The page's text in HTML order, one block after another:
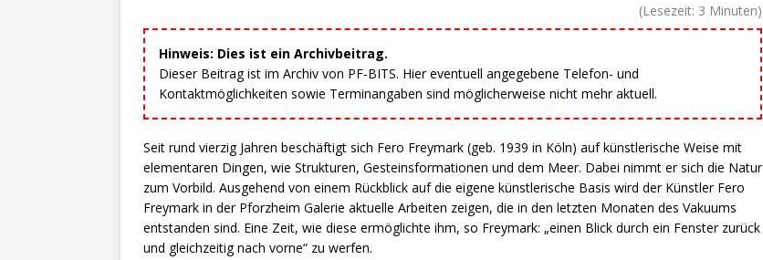
(Lesezeit: 3 Minuten)
Hinweis: Dies ist ein Archivbeitrag.
Dieser Beitrag ist im Archiv von PF-BITS. Hier eventuell angegebene Telefon- und
Kontaktmöglichkeiten sowie Terminangaben sind möglicherweise nicht mehr aktuell.
Seit rund vierzig Jahren beschäftigt sich Fero Freymark (geb. 1939 in Köln) auf künstlerische Weise mit
elementaren Dingen, wie Strukturen, Gesteinsformationen und dem Meer. Dabei nimmt er sich die Natur
zum Vorbild. Ausgehend von einem Rückblick auf die eigene künstlerische Basis wird der Künstler Fero
Freymark in der Pforzheim Galerie aktuelle Arbeiten zeigen, die in den letzten Monaten des Vakuums
entstanden sind. Eine Zeit, wie diese ermöglichte ihm, so Freymark: „einen Blick durch ein Fenster zurück
und gleichzeitig nach vorne“ zu werfen.